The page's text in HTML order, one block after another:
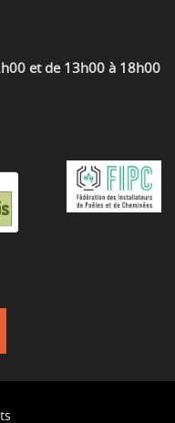
et de 13h00 à 18h00